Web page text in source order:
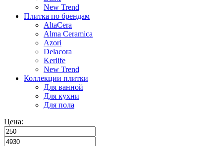
New Trend
Плитка по брендам
AltaCera
Аlma Ceramica
Azori
Delacora
Kerlife
New Trend
Коллекции плитки
Для ванной
Для кухни
Для пола
Цена: